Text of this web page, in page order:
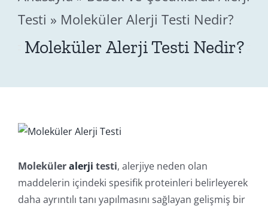
Testi » Moleküler Alerji Testi Nedir?
Moleküler Alerji Testi Nedir?
Moleküleralerji testi, alerjiye neden olan
maddelerin içindeki spesifik proteinleri belirleyerek
daha ayrıntılı tanı yapılmasını sağlayan gelişmiş bir